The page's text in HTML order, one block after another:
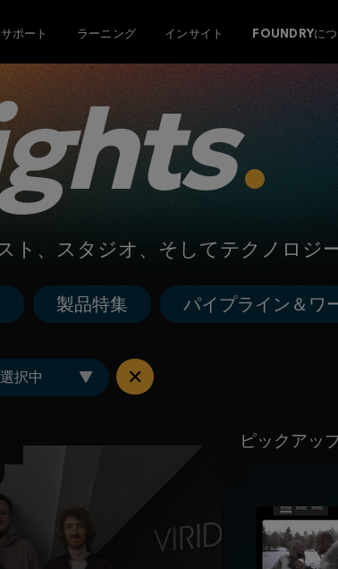
サポート ラーニング インサイト FOUNDRYに
、スタジオ、そしてテクノロジ
製品特集 パイプライン＆ワ
択中
ピックアッ